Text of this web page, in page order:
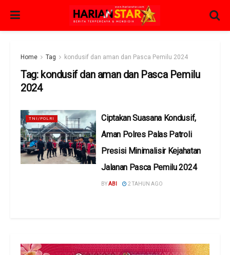
Home Tag kondusif dan aman dan Pasca Pemilu 2024
Tag: kondusif dan aman dan Pasca Pemilu
2024
TNI/POLRI
Ciptakan Suasana Kondusif,
Aman Polres Palas Patroli
Presisi Minimalisir Kejahatan
Jalanan Pasca Pemilu 2024
BYABI 2 TAHUN AGO